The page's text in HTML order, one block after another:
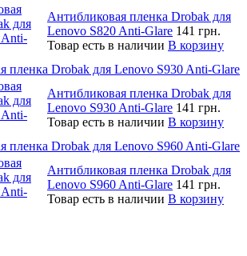
Антибликовая пленка Drobak для
Lenovo S820 Anti-Glare 141 грн.
Товар есть в наличии В корзину
пленка Drobak для Lenovo S930 Anti-Glare
Антибликовая пленка Drobak для
Lenovo S930 Anti-Glare 141 грн.
Товар есть в наличии В корзину
пленка Drobak для Lenovo S960 Anti-Glare
Антибликовая пленка Drobak для
Lenovo S960 Anti-Glare 141 грн.
Товар есть в наличии В корзину